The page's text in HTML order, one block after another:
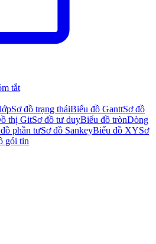
tắt
Sơ đồ trạng tháiBiểu đồ GanttSơ đồ
thị GitSơ đồ tư duyBiểu đồ trònDòng
phần tưSơ đồ SankeyBiểu đồ XYSơ
gói tin